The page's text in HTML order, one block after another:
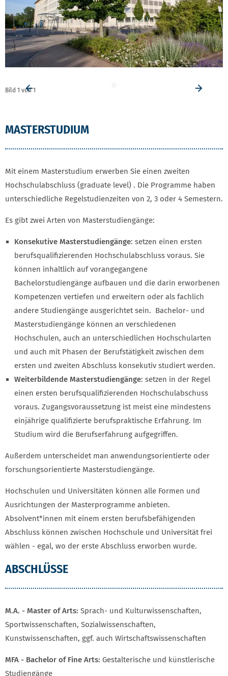
Bild 1 von1
MASTERSTUDIUM UND ABSCHLÜSSE
MASTERSTUDIUM
Mit einem Masterstudium erwerben Sie einen zweiten
Hochschulabschluss (graduate level) . Die Programme haben
unterschiedliche Regelstudienzeiten von 2, 3 oder 4 Semestern.
Es gibt zwei Arten von Masterstudiengänge:
Konsekutive Masterstudiengänge: setzen einen ersten
berufsqualifizierenden Hochschulabschluss voraus. Sie
können inhaltlich auf vorangegangene
Bachelorstudiengänge aufbauen und die darin erworbenen
Kompetenzen vertiefen und erweitern oder als fachlich
andere Studiengänge ausgerichtet sein. Bachelor- und
Masterstudiengänge können an verschiedenen
Hochschulen, auch an unterschiedlichen Hochschularten
und auch mit Phasen der Berufstätigkeit zwischen dem
ersten und zweiten Abschluss konsekutiv studiert werden.
Weiterbildende Masterstudiengänge: setzen in der Regel
einen ersten berufsqualifizierenden Hochschulabschuss
voraus. Zugangsvoraussetzung ist meist eine mindestens
einjährige qualifizierte berufspraktische Erfahrung. Im
Studium wird die Berufserfahrung aufgegriffen.
Außerdem unterscheidet man anwendungsorientierte oder
forschungsorientierte Masterstudiengänge.
Hochschulen und Universitäten können alle Formen und
Ausrichtungen der Masterprogramme anbieten.
Absolvent*innen mit einem ersten berufsbefähigenden
Abschluss können zwischen Hochschule und Universität frei
wählen - egal, wo der erste Abschluss erworben wurde.
ABSCHLÜSSE
M.A. - Master of Arts: Sprach- und Kulturwissenschaften,
Sportwissenschaften, Sozialwissenschaften,
Kunstwissenschaften, ggf. auch Wirtschaftswissenschaften
MFA - Bachelor of Fine Arts: Gestalterische und künstlerische
Studiengänge